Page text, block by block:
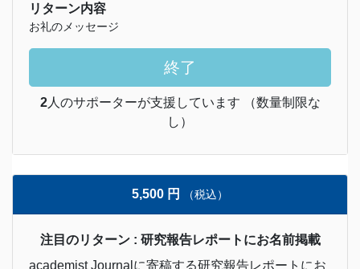
リターン内容
お礼のメッセージ
終了
2人のサポーターが支援しています （数量制限な
し）
5,500 円 （税込）
注目のリターン : 研究報告レポートにお名前掲載
academist Journalに寄稿する研究報告レポートにお